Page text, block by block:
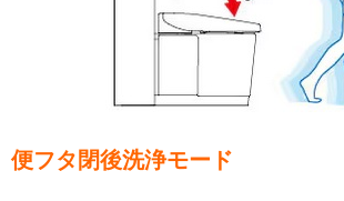
便フタ閉後洗浄モード